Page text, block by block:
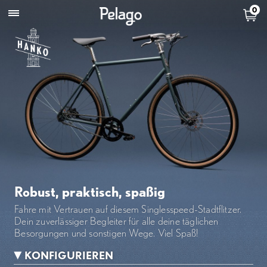
0
Robust, praktisch, spaßig
Fahre mit Vertrauen auf diesem Singlesspeed-Stadtflitzer.
Dein zuverlässiger Begleiter für alle deine täglichen
Besorgungen und sonstigen Wege. Viel Spaß!
KONFIGURIEREN